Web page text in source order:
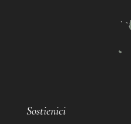
Sostienici